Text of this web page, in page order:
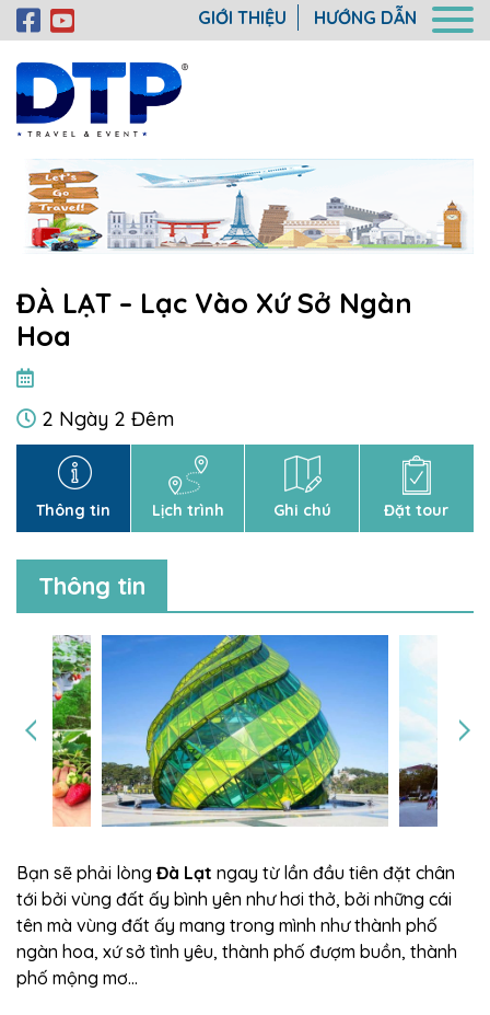
GIỚI THIỆU HƯỚNG DẪN
ĐÀ LẠT – Lạc Vào Xứ Sở Ngàn
Hoa
2 Ngày 2 Đêm
Thông tin Lịch trình Ghi chú Đặt tour
Thông tin
Bạn sẽ phải lòng Đà Lạt ngay từ lần đầu tiên đặt chân
tới bởi vùng đất ấy bình yên như hơi thở, bởi những cái
tên mà vùng đất ấy mang trong mình như thành phố
ngàn hoa, xứ sở tình yêu, thành phố đượm buồn, thành
phố mộng mơ…